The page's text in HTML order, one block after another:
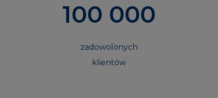
100 000
zadowolonych
klientów